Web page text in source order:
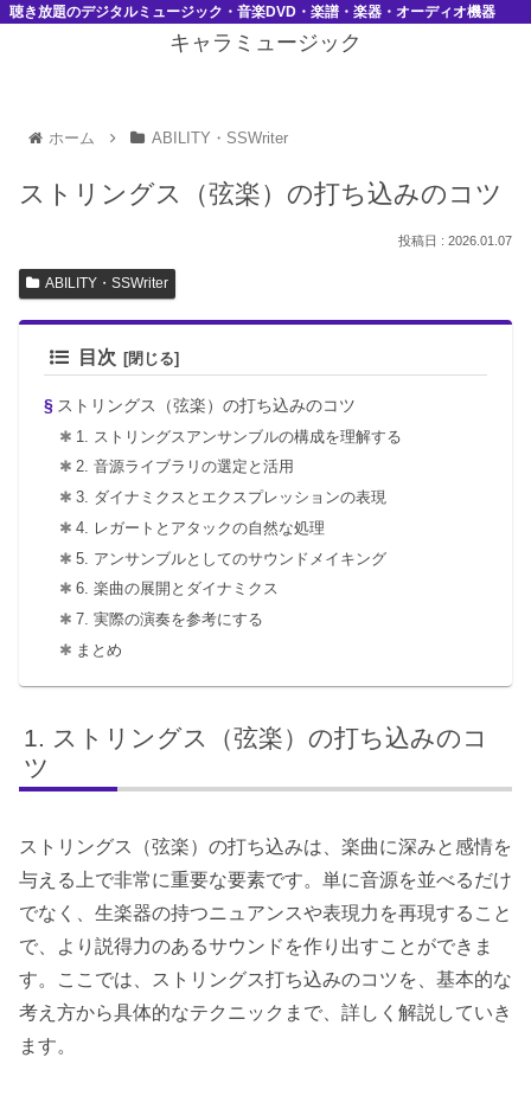
聴き放題のデジタルミュージック・音楽DVD・楽譜・楽器・オーディオ機器
キャラミュージック
ホーム ABILITY・SSWriter
ストリングス（弦楽）の打ち込みのコツ
2026.01.07
ABILITY・SSWriter
目次
ストリングス（弦楽）の打ち込みのコツ
1. ストリングスアンサンブルの構成を理解する
2. 音源ライブラリの選定と活用
3. ダイナミクスとエクスプレッションの表現
4. レガートとアタックの自然な処理
5. アンサンブルとしてのサウンドメイキング
6. 楽曲の展開とダイナミクス
7. 実際の演奏を参考にする
まとめ
ストリングス（弦楽）の打ち込みのコ
ツ
ストリングス（弦楽）の打ち込みは、楽曲に深みと感情を
与える上で非常に重要な要素です。単に音源を並べるだけ
でなく、生楽器の持つニュアンスや表現力を再現すること
で、より説得力のあるサウンドを作り出すことができま
す。ここでは、ストリングス打ち込みのコツを、基本的な
考え方から具体的なテクニックまで、詳しく解説していき
ます。